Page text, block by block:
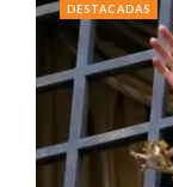
DESTACADAS